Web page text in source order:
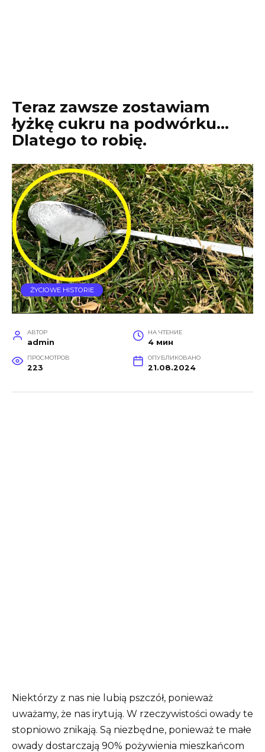
Teraz zawsze zostawiam
łyżkę cukru na podwórku…
Dlatego to robię.
ŻYCIOWE HISTORIE
АВТОР
admin
НА ЧТЕНИЕ
4 мин
ПРОСМОТРОВ
223
ОПУБЛИКОВАНО
21.08.2024
Niektórzy z nas nie lubią pszczół, ponieważ
uważamy, że nas irytują. W rzeczywistości owady te
stopniowo znikają. Są niezbędne, ponieważ te małe
owady dostarczają 90% pożywienia mieszkańcom